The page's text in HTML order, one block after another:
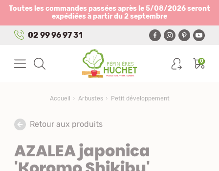
Toutes les commandes passées après le 5/08/2026 seront
expédiées à partir du 2 septembre
02 99 96 97 31
0
Accueil Arbustes Petit développement
Retour aux produits
AZALEA japonica
Panneau de gestion des cookies